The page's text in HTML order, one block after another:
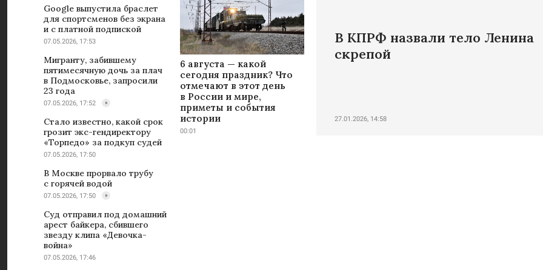
Google выпустила браслет
для спортсменов без экрана
и с платной подпиской
07.05.2026, 17:53
Мигранту, забившему
пятимесячную дочь за плач
в Подмосковье, запросили
23 года
07.05.2026, 17:52
Стало известно, какой срок
грозит экс-гендиректору
«Торпедо» за подкуп судей
07.05.2026, 17:50
В Москве прорвало трубу
с горячей водой
07.05.2026, 17:50
Суд отправил под домашний
арест байкера, сбившего
звезду клипа «Девочка-
война»
07.05.2026, 17:46
6 августа — какой
сегодня праздник? Что
отмечают в этот день
в России и мире,
приметы и события
истории
00:01
В КПРФ назвали тело Ленина
скрепой
27.01.2026, 14:58